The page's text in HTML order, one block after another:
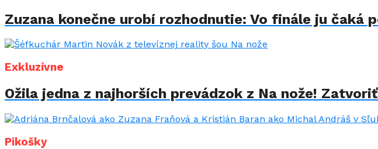
Zuzana konečne urobí rozhodnutie: Vo finále ju čaká
Exkluzívne
Ožila jedna z najhorších prevádzok z Na nože!
Pikošky